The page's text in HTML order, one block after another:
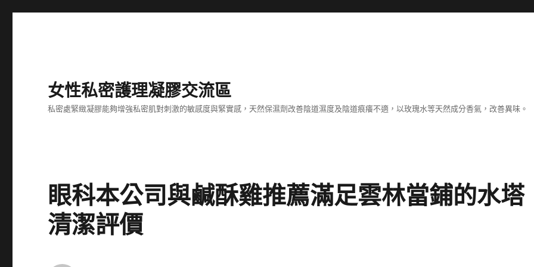
女性私密護理凝膠交流區
私密處緊緻凝膠能夠增強私密肌對刺激的敏感度與緊實感，天然保濕劑改善陰道濕度及陰道痕癢不適，以玫瑰水等天然成分香氣，改善異味。
眼科本公司與鹹酥雞推薦滿足雲林當鋪的水塔
清潔評價